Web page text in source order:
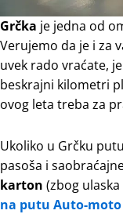
Grčka je jedna od
Verujemo da je i za
uvek rado vraćate,
beskrajni kilometri
ovog leta treba za
Ukoliko u Grčku
pasoša i
karton (zbog
na putu Auto-moto